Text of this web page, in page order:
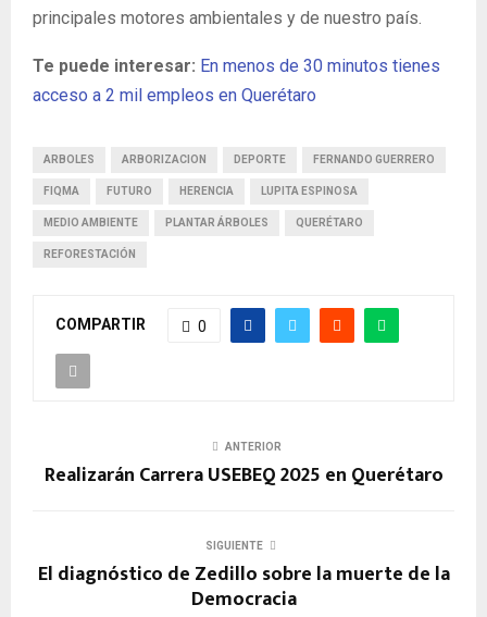
principales motores ambientales y de nuestro país.
Te puede interesar: En menos de 30 minutos tienes
acceso a 2 mil empleos en Querétaro
ARBOLES ARBORIZACION DEPORTE FERNANDO GUERRERO
FIQMA FUTURO HERENCIA LUPITA ESPINOSA
MEDIO AMBIENTE PLANTAR ÁRBOLES QUERÉTARO
REFORESTACIÓN
COMPARTIR 0
ANTERIOR
Realizarán Carrera USEBEQ 2025 en Querétaro
SIGUIENTE
El diagnóstico de Zedillo sobre la muerte de la
Democracia